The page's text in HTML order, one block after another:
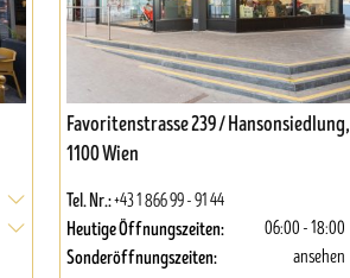
Favoritenstrasse 239 / Hansonsiedlung,
1100 Wien
Tel. Nr.:+43 1 866 99 - 91 44
Heutige Öffnungszeiten: 06:00 - 18:00
Sonderöffnungszeiten: ansehen